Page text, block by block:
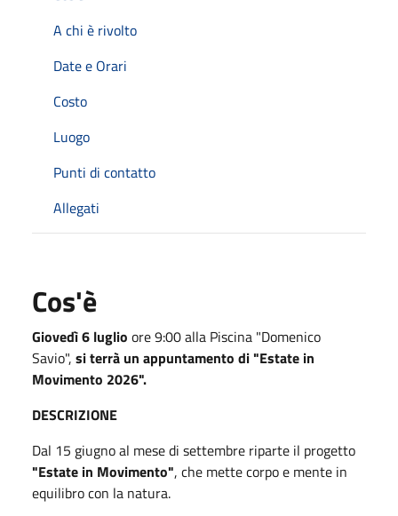
A chi è rivolto
Date e Orari
Costo
Luogo
Punti di contatto
Allegati
Cos'è
Giovedì 6 luglio ore 9:00 alla Piscina "Domenico
Savio", si terrà un appuntamento di "Estate in
Movimento 2026".
DESCRIZIONE
Dal 15 giugno al mese di settembre riparte il progetto
"Estate in Movimento", che mette corpo e mente in
equilibro con la natura.